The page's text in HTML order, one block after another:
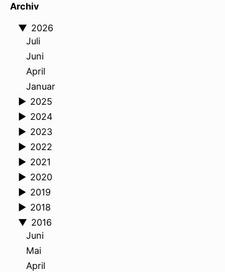
Archiv
▼ 2026
Juli
Juni
April
Januar
► 2025
► 2024
► 2023
► 2022
► 2021
► 2020
► 2019
► 2018
▼ 2016
Juni
Mai
April